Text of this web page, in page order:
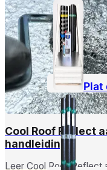
Plat
Cool Roof Reflect
handleiding
Leer Cool Roof Reflect